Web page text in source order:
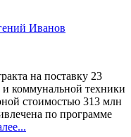
Иванов
на поставку 23
коммунальной техники
стоимостью 313 млн
по программе